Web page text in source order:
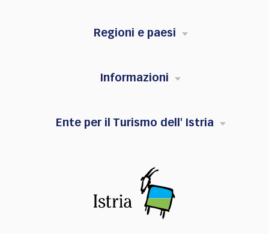
Regioni e paesi
Informazioni
Ente per il Turismo dell' Istria